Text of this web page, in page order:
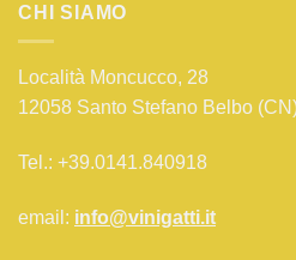
CHI SIAMO
Località Moncucco, 28
12058 Santo Stefano Belbo
Tel.: +39.0141.840918
email: info@vinigatti.it